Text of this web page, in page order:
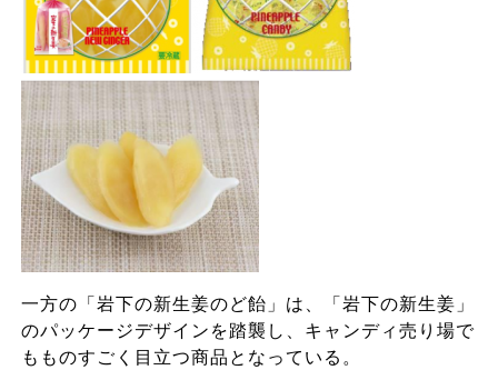
一方の「岩下の新生姜のど飴」は、「岩下の新生姜」
のパッケージデザインを踏襲し、キャンディ売り場で
もものすごく目立つ商品となっている。